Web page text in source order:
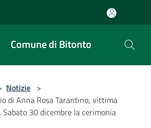
Comune di Bitonto
Notizie >
di Anna Rosa Tarantino, vittima
30 dicembre la cerimonia